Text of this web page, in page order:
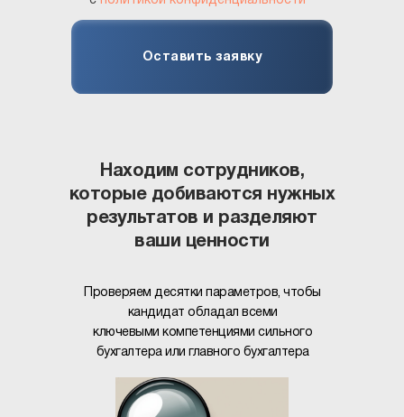
Оставить заявку
Находим сотрудников,
которые добиваются нужных
результатов и разделяют
ваши ценности
Проверяем десятки параметров, чтобы
кандидат обладал всеми
ключевыми компетенциями сильного
бухгалтера или главного бухгалтера